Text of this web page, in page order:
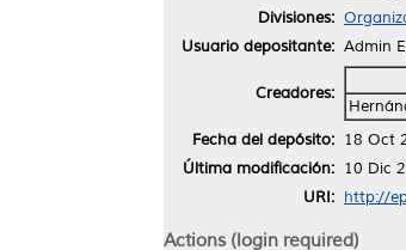
Divisiones:
Usuario depositante: Admin
Creadores:
Fecha del depósito: 18 Oct
Última modificación: 10 Dic
URI: http://
Actions (login required)